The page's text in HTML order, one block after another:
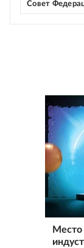
Совет
Место